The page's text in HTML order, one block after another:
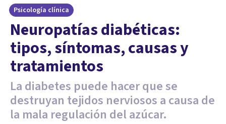
Psicología clínica
Neuropatías diabéticas:
tipos, síntomas, causas y
tratamientos
La diabetes puede hacer que se
destruyan tejidos nerviosos a causa de
la mala regulación del azúcar.